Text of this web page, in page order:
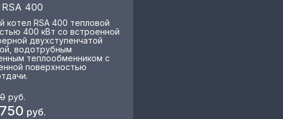
400
котел RSA 400 тепловой
400 кВт со встроенной
двухступенчатой
водотрубным
теплообменником с
поверхностью
руб.
руб.